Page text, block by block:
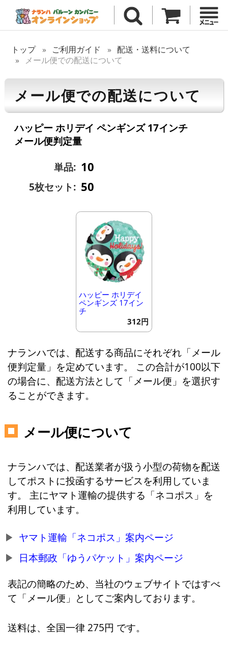
トップ ご利用ガイド
配送・送料について
メール便での配送について
メール便での配送について
ハッピー ホリデイ ペンギンズ 17インチ
メール便判定量
単品: 10
5枚セット: 50
ハッピー ホリデイ
ペンギンズ 17イン
チ
312円
ナランハでは、配送する商品にそれぞれ「メール
便判定量」を定めています。 この合計が100以下
の場合に、配送方法として「メール便」を選択す
ることができます。
メール便について
ナランハでは、配送業者が扱う小型の荷物を配送
してポストに投函するサービスを利用していま
す。 主にヤマト運輸の提供する「ネコポス」を
利用しています。
ヤマト運輸「ネコポス」案内ページ
日本郵政「ゆうパケット」案内ページ
表記の簡略のため、当社のウェブサイトではすべ
て「メール便」としてご案内しております。
送料は、全国一律 275円 です。